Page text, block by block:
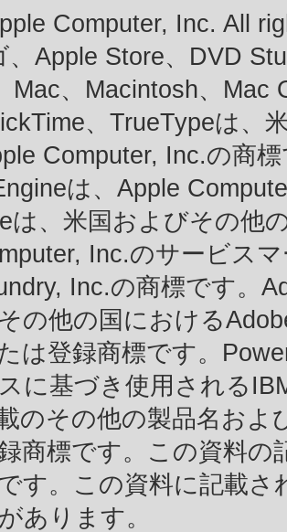
Computer, Inc. All
、Apple Store、DVD
Mac、Macintosh、Mac
、TrueTypeは、
Computer, Inc.の商
は、Apple
は、米国およびその他
Inc.のサービス
Inc.の商標です。
の他の国における
は登録商標です。
に基づき使用される
のその他の製品名およ
商標です。この資料の
す。この資料に記載さ
あります。